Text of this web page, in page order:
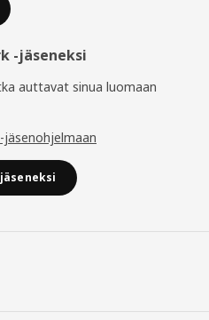
-jäseneksi
auttavat sinua luomaan
jäsenohjelmaan